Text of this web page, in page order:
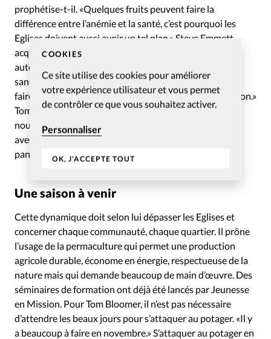
COOKIES
Ce site utilise des cookies pour améliorer
votre expérience utilisateur et vous permet
de contrôler ce que vous souhaitez activer.
Personnaliser
OK, J'ACCEPTE TOUT
prophétise-t-il. «Quelques fruits peuvent faire la
différence entre l’anémie et la santé, c’est pourquoi les
Eglises doivent aussi avoir un tel plan.» Steve Emmett
acquiesce: «C’est le moment de se préoccuper de son
autonomie agricole et d’apprendre à faire son potager,
sans avoir sept années de grâce pour le faire. Il s’agit de
faire des réserves, d’apprendre à travailler en coopération.»
Tom Bloomer complète: «Nous avons le temps devant
nous pour acheter des terrains agricoles, nous associer
avec des agriculteurs, acquérir des congélateurs, des
panneaux solaires, des outils et des semences.»
Une saison à venir
Cette dynamique doit selon lui dépasser les Eglises et
concerner chaque communauté, chaque quartier. Il prône
l’usage de la permaculture qui permet une production
agricole durable, économe en énergie, respectueuse de la
nature mais qui demande beaucoup de main d’œuvre. Des
séminaires de formation ont déjà été lancés par Jeunesse
en Mission. Pour Tom Bloomer, il n’est pas nécessaire
d’attendre les beaux jours pour s’attaquer au potager. «Il y
a beaucoup à faire en novembre.» S’attaquer au potager en